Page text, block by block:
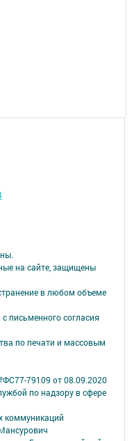
на сайте, защищены
в любом объеме
письменного согласия
по печати и массовым
79109 от 08.09.2020
по надзору в сфере
коммуникаций